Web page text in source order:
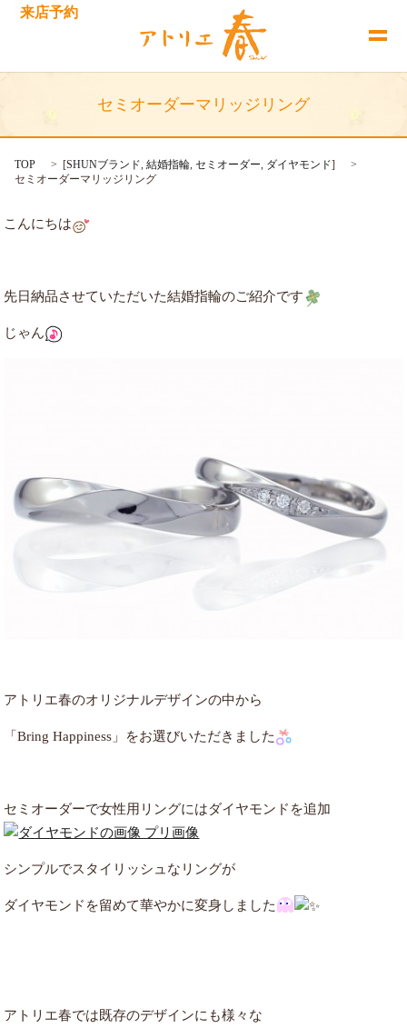
来店予約
セミオーダーマリッジリング
TOP [SHUNブランド ,結婚指輪 ,セミオーダー ダイヤモンド]
セミオーダーマリッジリング
こんにちは
先日納品させていただいた結婚指輪のご紹介です
じゃん
アトリエ春のオリジナルデザインの中から
「Bring Happiness」をお選びいただきました
セミオーダーで女性用リングにはダイヤモンドを追加
シンプルでスタイリッシュなリングが
ダイヤモンドを留めて華やかに変身しました
アトリエ春では既存のデザインにも様々な